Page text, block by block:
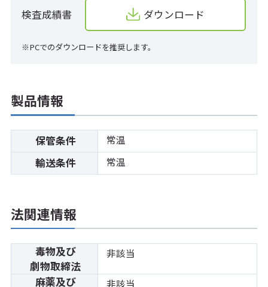
検査成績書 ダウンロード
※PCでのダウンロードを推奨します。
製品情報
保管条件 常温
輸送条件 常温
法関連情報
毒物及び
劇物取締法
非該当
麻薬及び 非該当